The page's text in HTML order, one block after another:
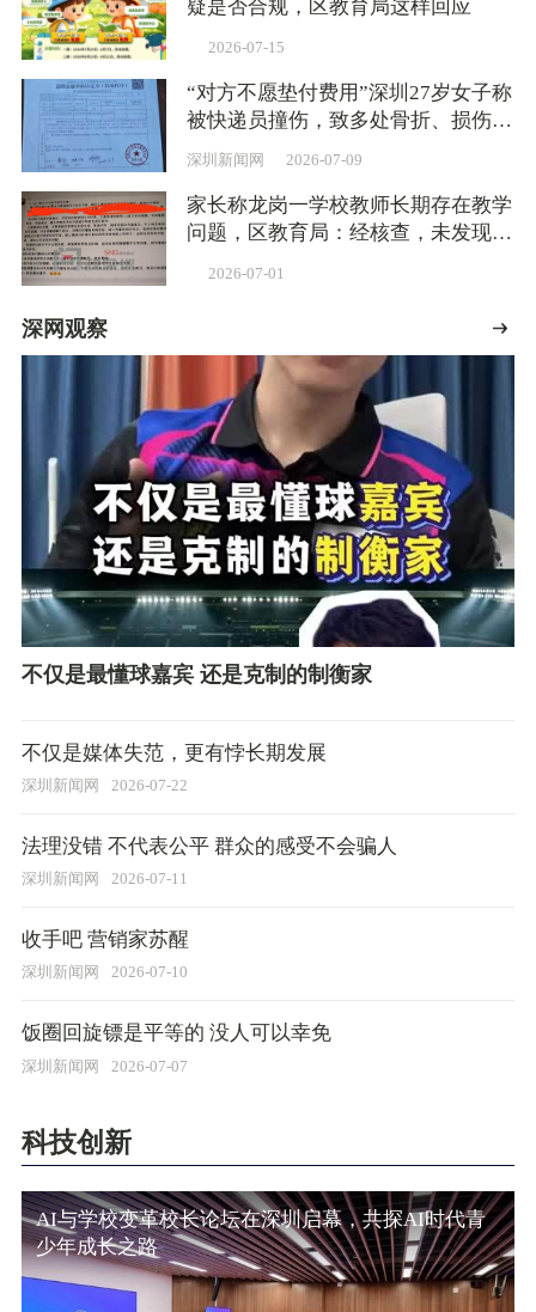
疑是否合规，区教育局这样回应
2026-07-15
“对方不愿垫付费用”深圳27岁女子称
被快递员撞伤，致多处骨折、损伤，
交管局：已协调沟通
深圳新闻网 2026-07-09
家长称龙岗一学校教师长期存在教学
问题，区教育局：经核查，未发现相
2026-07-01
深网观察
不仅是最懂球嘉宾 还是克制的制衡家
不仅是媒体失范，更有悖长期发展
深圳新闻网 2026-07-22
​法理没错 不代表公平 群众的感受不会骗人
深圳新闻网 2026-07-11
收手吧 营销家苏醒
深圳新闻网 2026-07-10
饭圈回旋镖是平等的 没人可以幸免
深圳新闻网 2026-07-07
科技创新
AI与学校变革校长论坛在深圳启幕，共探AI时代青
少年成长之路